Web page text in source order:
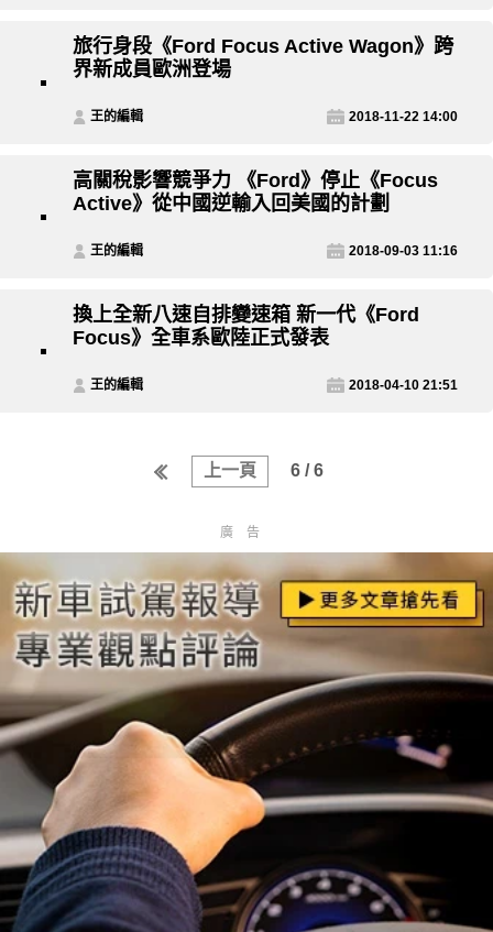
旅行身段《Ford Focus Active Wagon》跨
界新成員歐洲登場
王的編輯 2018-11-22 14:00
高關稅影響競爭力 《Ford》停止《Focus
Active》從中國逆輸入回美國的計劃
王的編輯 2018-09-03 11:16
換上全新八速自排變速箱 新一代《Ford
Focus》全車系歐陸正式發表
王的編輯 2018-04-10 21:51
上一頁 6 / 6
廣告